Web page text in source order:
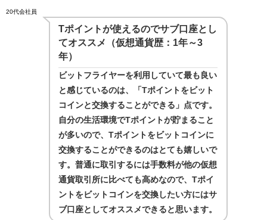
20代会社員
Tポイントが使えるのでサブ口座とし
てオススメ（仮想通貨歴：1年～3
年）
ビットフライヤーを利用していて最も良い
と感じているのは、「Tポイントをビット
コインと交換することができる」点です。
自分の生活環境でTポイントが貯まること
が多いので、Tポイントをビットコインに
交換することができるのはとても嬉しいで
す。普通に取引するには手数料が他の仮想
通貨取引所に比べても高めなので、Tポイ
ントをビットコインを交換したい方にはサ
ブ口座としてオススメできると思います。